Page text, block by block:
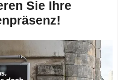
Sie Ihre
für